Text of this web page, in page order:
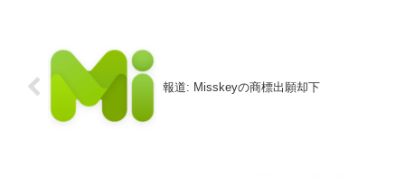
報道: Misskeyの商標出願却下